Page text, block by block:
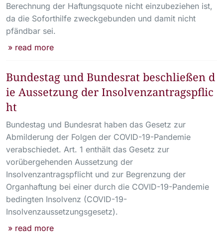
Berechnung der Haftungsquote nicht einzubeziehen ist,
da die Soforthilfe zweckgebunden und damit nicht
pfändbar sei.
» read more
Bundestag und Bundesrat beschließen d
ie Aussetzung der Insolvenzantragspflic
ht
Bundestag und Bundesrat haben das Gesetz zur
Abmilderung der Folgen der COVID-19-Pandemie
verabschiedet. Art. 1 enthält das Gesetz zur
vorübergehenden Aussetzung der
Insolvenzantragspflicht und zur Begrenzung der
Organhaftung bei einer durch die COVID-19-Pandemie
bedingten Insolvenz (COVID-19-
Insolvenzaussetzungsgesetz).
» read more